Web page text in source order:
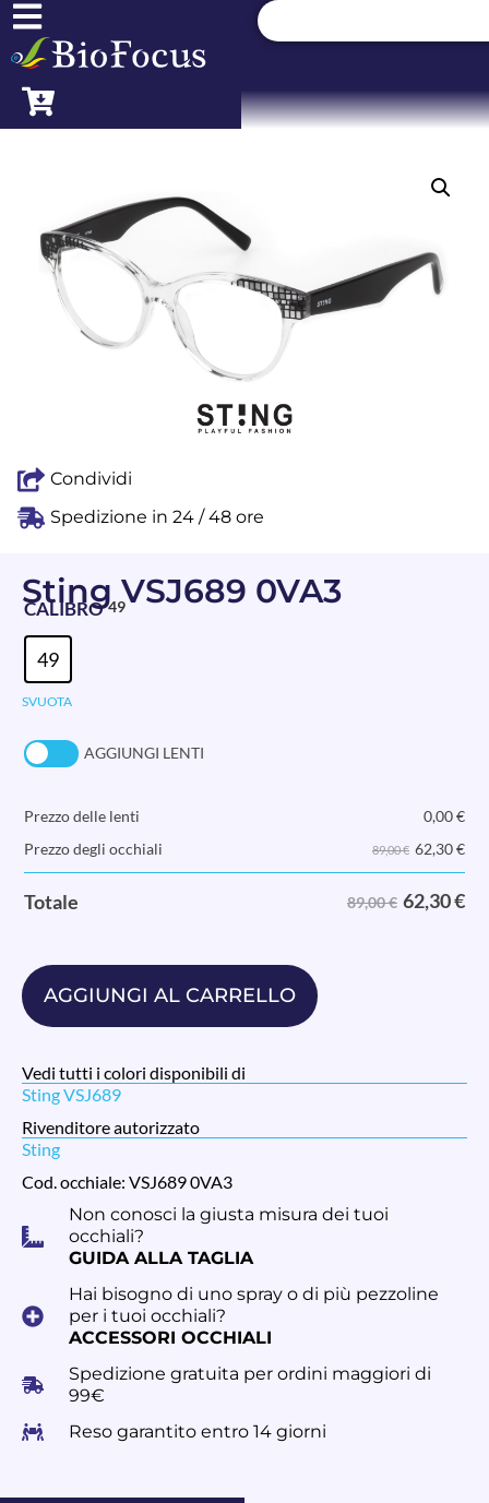
Condividi
Spedizione in 24 / 48 ore
Sting VSJ689 0VA3
CALIBRO 49
49
SVUOTA
AGGIUNGI LENTI
Prezzo delle lenti 0,00€
Prezzo degli occhiali
89,00 € 62,30€
Totale 89,00 € 62,30€
AGGIUNGI AL CARRELLO
Vedi tutti i colori disponibili di
Sting VSJ689
Rivenditore autorizzato
Sting
Cod. occhiale: VSJ689 0VA3
Non conosci la giusta misura dei tuoi
occhiali?
GUIDA ALLA TAGLIA
Hai bisogno di uno spray o di più pezzoline
per i tuoi occhiali?
ACCESSORI OCCHIALI
Spedizione gratuita per ordini maggiori di
99€
Reso garantito entro 14 giorni